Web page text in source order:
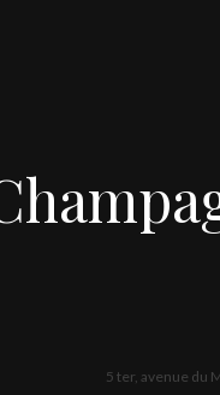
5 ter, avenue du